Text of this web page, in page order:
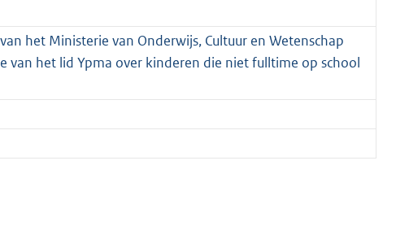
het Ministerie van Onderwijs, Cultuur en Wetenschap
van het lid Ypma over kinderen die niet fulltime op school